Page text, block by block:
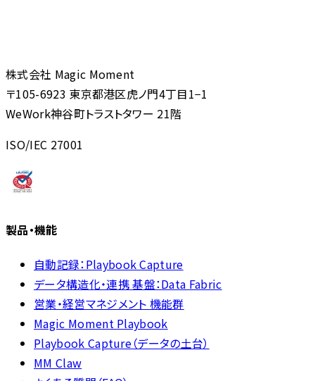
株式会社 Magic Moment
〒105-6923 東京都港区虎ノ門4丁目1−1
WeWork神谷町トラストタワー 21階
ISO/IEC 27001
製品・機能
自動記録：Playbook Capture
データ構造化・連携 基盤：Data Fabric
営業・経営マネジメント 機能群
Magic Moment Playbook
Playbook Capture（データの土台）
MM Claw